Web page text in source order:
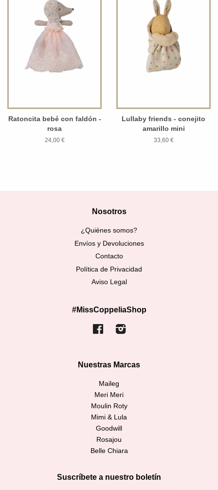
Ratoncita bebé con faldón -
rosa
24,00 €
Lullaby friends - conejito
amarillo mini
33,60 €
Nosotros
¿Quiénes somos?
Envíos y Devoluciones
Contacto
Política de Privacidad
Aviso Legal
#MissCoppeliaShop
FacebookInstagram
Nuestras Marcas
Maileg
Meri Meri
Moulin Roty
Mimi & Lula
Goodwill
Rosajou
Belle Chiara
Suscríbete a nuestro boletín